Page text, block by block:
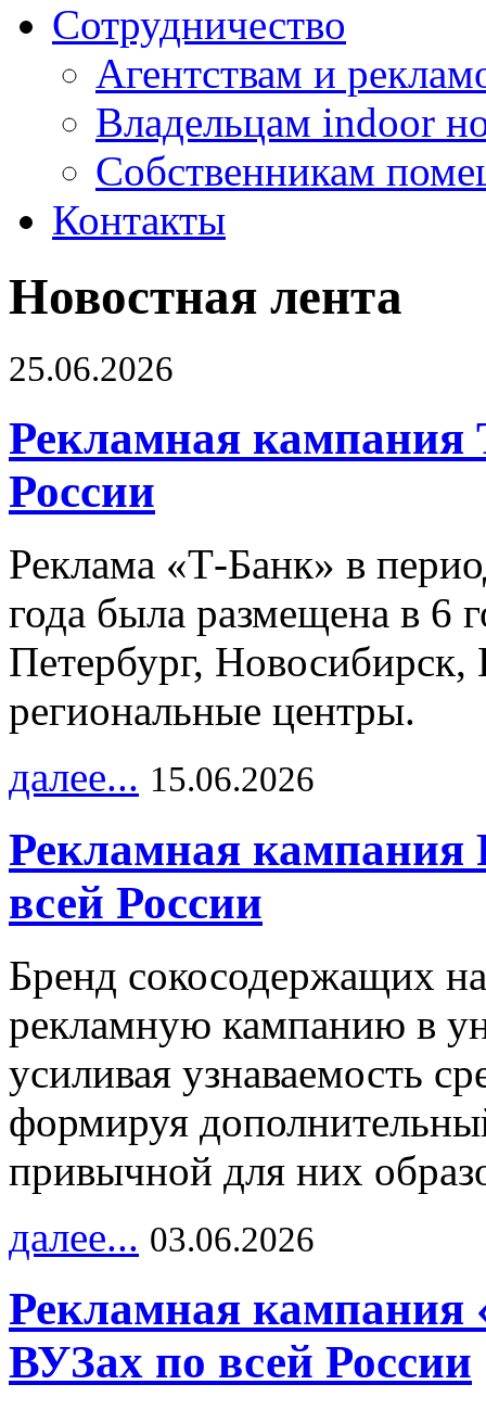
Сотрудничество
Агентствам и
Владельцам indoor
Собственникам
Контакты
Новостная лента
25.06.2026
Рекламная кампания
России
Реклама «Т-Банк» в
года была размещена в 6
Петербург,
региональные центры.
далее... 15.06.2026
Рекламная
всей России
Бренд сокосодержащих
рекламную кампанию в
усиливая узнаваемость
формируя
привычной для них
далее... 03.06.2026
Рекламная кампания
ВУЗах по всей России